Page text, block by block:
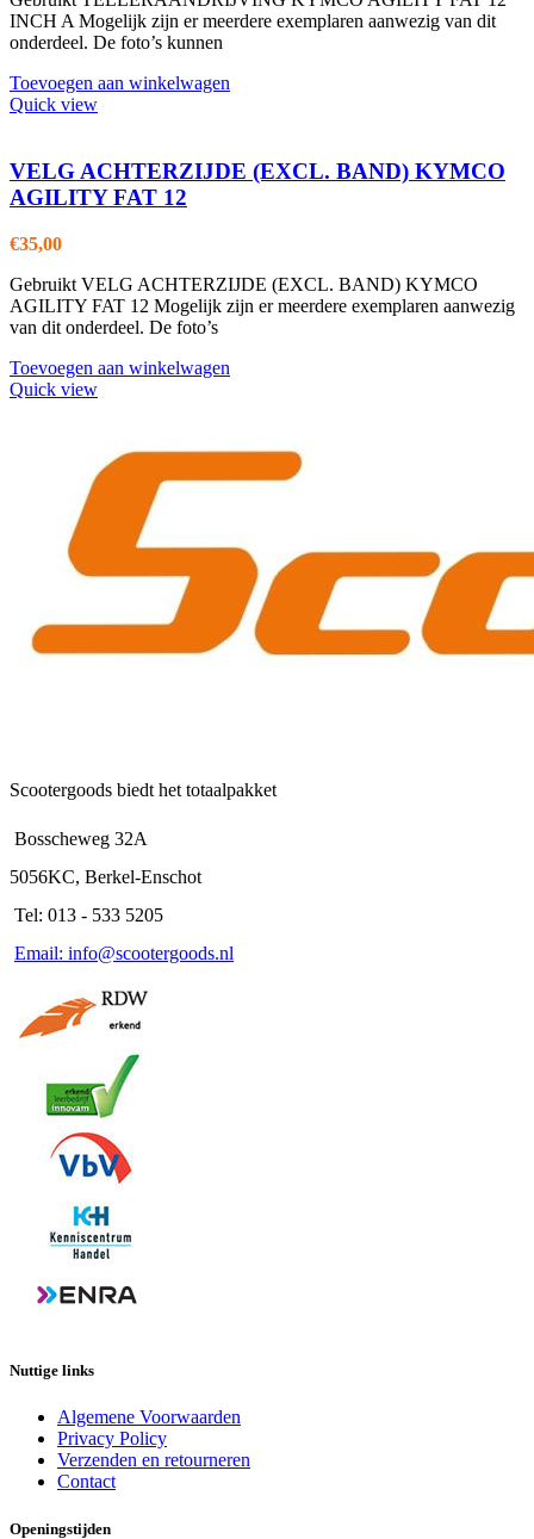
INCH A Mogelijk zijn er meerdere exemplaren aanwezig van dit
onderdeel. De foto’s kunnen
Toevoegen aan winkelwagen
Quick view
VELG ACHTERZIJDE (EXCL. BAND) KYMCO
AGILITY FAT 12
€35,00
Gebruikt VELG ACHTERZIJDE (EXCL. BAND) KYMCO
AGILITY FAT 12 Mogelijk zijn er meerdere exemplaren aanwezig
van dit onderdeel. De foto’s
Toevoegen aan winkelwagen
Quick view
Scootergoods biedt het totaalpakket
Bosscheweg 32A
5056KC, Berkel-Enschot
Tel: 013 - 533 5205
Email: info@scootergoods.nl
Nuttige links
Algemene Voorwaarden
Privacy Policy
Verzenden en retourneren
Contact
Openingstijden